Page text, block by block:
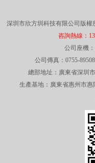
深圳市欣方圳科技有限公司版權
咨詢熱線：
公司座機：
公司傳真：0755-
總部地址：廣東省深圳
生產基地：廣東省惠州市